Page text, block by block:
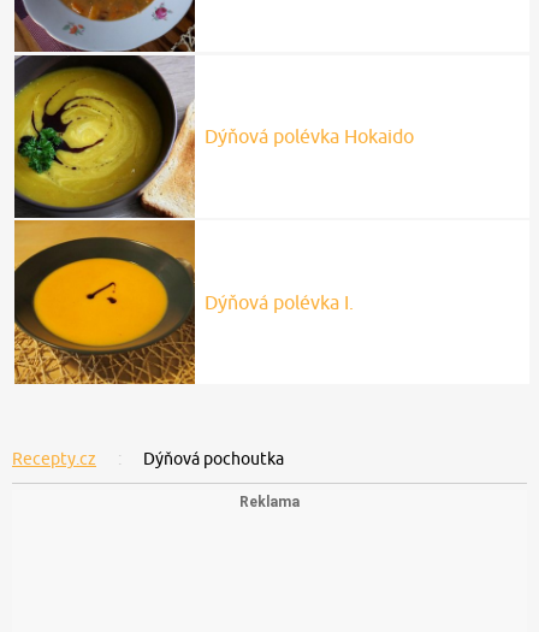
Dýňová polévka Hokaido
Dýňová polévka I.
Recepty.cz Dýňová pochoutka